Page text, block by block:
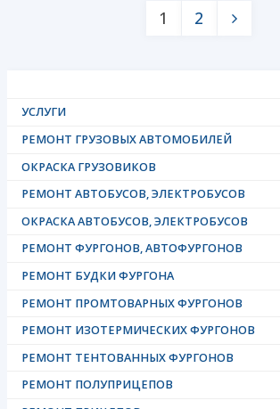
Trucks"Пагинация
1 2
УСЛУГИ
РЕМОНТ ГРУЗОВЫХ АВТОМОБИЛЕЙ
ОКРАСКА ГРУЗОВИКОВ
РЕМОНТ АВТОБУСОВ, ЭЛЕКТРОБУСОВ
ОКРАСКА АВТОБУСОВ, ЭЛЕКТРОБУСОВ
РЕМОНТ ФУРГОНОВ, АВТОФУРГОНОВ
РЕМОНТ БУДКИ ФУРГОНА
РЕМОНТ ПРОМТОВАРНЫХ ФУРГОНОВ
РЕМОНТ ИЗОТЕРМИЧЕСКИХ ФУРГОНОВ
РЕМОНТ ТЕНТОВАННЫХ ФУРГОНОВ
РЕМОНТ ПОЛУПРИЦЕПОВ